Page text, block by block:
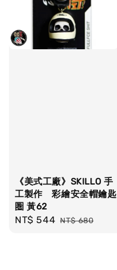
《美式工廠》SKILLO 手
工製作 彩繪安全帽鑰匙
圏 黃62
Sale
NT$ 544 Regular
NT$ 680